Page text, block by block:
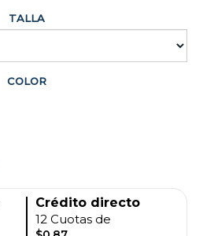
TALLA
COLOR
Crédito directo
12 Cuotas de